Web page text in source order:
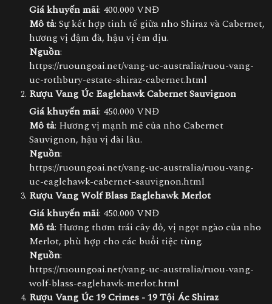
Giá khuyến mãi: 400.000 VNĐ
Mô tả: Sự kết hợp tinh tế giữa nho Shiraz và Cabernet,
hương vị đậm đà, hậu vị êm dịu.
Nguồn:
https://ruoungoai.net/vang-uc-australia/ruou-vang-
uc-rothbury-estate-shiraz-cabernet.html
Rượu Vang Úc Eaglehawk Cabernet Sauvignon
Giá khuyến mãi: 450.000 VNĐ
Mô tả: Hương vị mạnh mẽ của nho Cabernet
Sauvignon, hậu vị dài lâu.
Nguồn:
https://ruoungoai.net/vang-uc-australia/ruou-vang-
uc-eaglehawk-cabernet-sauvignon.html
Rượu Vang Wolf Blass Eaglehawk Merlot
Giá khuyến mãi: 450.000 VNĐ
Mô tả: Hương thơm trái cây đỏ, vị ngọt ngào của nho
Merlot, phù hợp cho các buổi tiệc tùng.
Nguồn:
https://ruoungoai.net/vang-uc-australia/ruou-vang-
wolf-blass-eaglehawk-merlot.html
Rượu Vang Úc 19 Crimes - 19 Tội Ác Shiraz